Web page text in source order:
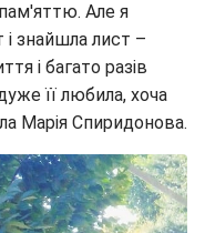
Але я
і знайшла лист –
і багато разів
її любила, хоча
Марія Спиридонова.